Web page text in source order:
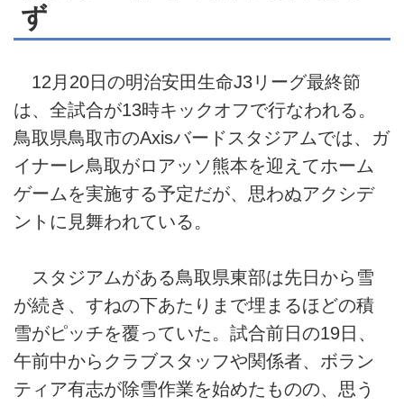
ず
12月20日の明治安田生命J3リーグ最終節
は、全試合が13時キックオフで行なわれる。
鳥取県鳥取市のAxisバードスタジアムでは、ガ
イナーレ鳥取がロアッソ熊本を迎えてホーム
ゲームを実施する予定だが、思わぬアクシデ
ントに見舞われている。
スタジアムがある鳥取県東部は先日から雪
が続き、すねの下あたりまで埋まるほどの積
雪がピッチを覆っていた。試合前日の19日、
午前中からクラブスタッフや関係者、ボラン
ティア有志が除雪作業を始めたものの、思う